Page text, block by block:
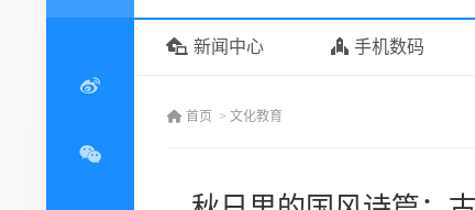
新闻中心 手机数码
首页 > 文化教育